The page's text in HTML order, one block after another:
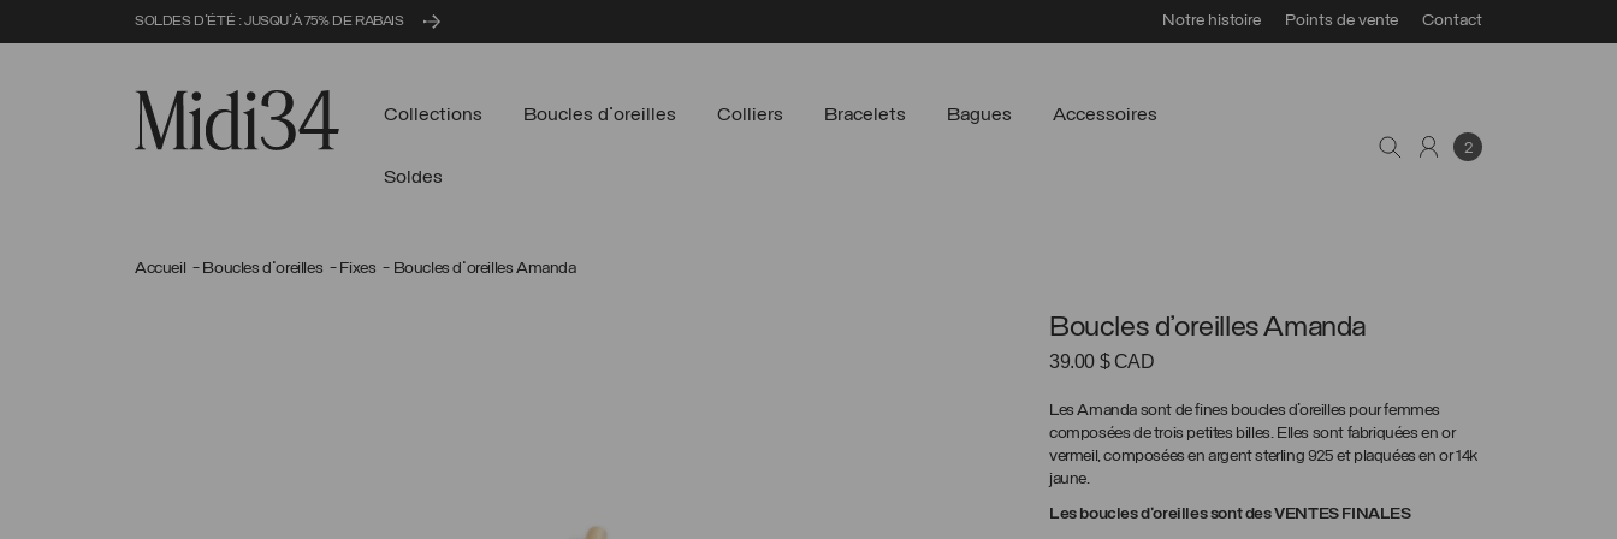
SOLDES D'ÉTÉ : JUSQU'À 75% DE RABAIS Notre histoire Points de vente Contact
Collections
Boucles d'oreilles Colliers Bracelets Bagues Accessoires
Soldes
2
Accueil Boucles d'oreilles Fixes Boucles d'oreilles Amanda
Boucles d’oreilles Amanda
39.00 $ CAD
Les Amanda sont de fines boucles d’oreilles pour femmes
composées de trois petites billes. Elles sont fabriquées en or
vermeil, composées en argent sterling 925 et plaquées en or 14k
jaune.
Les boucles d’oreilles sont des VENTES FINALES